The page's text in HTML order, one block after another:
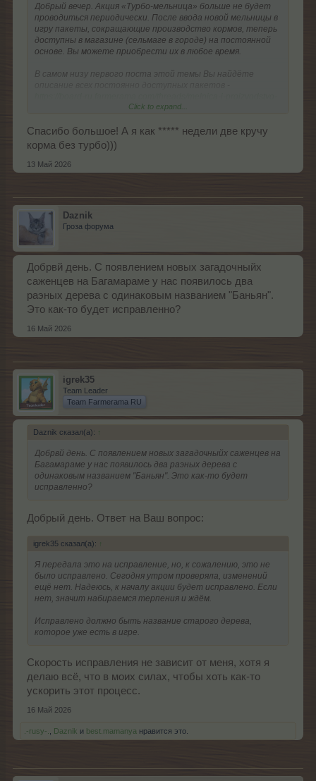
Добрый вечер. Акция «Турбо-мельница» больше не будет
проводиться периодически. После ввода новой мельницы в
игру пакеты, сокращающие производство кормов, теперь
доступны в магазине (сельмаге в городе) на постоянной
основе. Вы можете приобрести их в любое время.
В самом низу первого поста этой темы Вы найдёте
Click to expand...
Спасибо большое! А я как ***** недели две кручу
корма без турбо)))
13 Май 2026
Daznik
Гроза форума
Добрвй день. С появлением новых загадочныйх
саженцев на Багамараме у нас появилось два
раэных дерева с одинаковым названием "Баньян".
Это как-то будет исправленно?
16 Май 2026
igrek35
Team Leader
Team Farmerama RU
Daznik сказал(а): ↑
Добрвй день. С появлением новых загадочныйх саженцев на
Багамараме у нас появилось два раэных дерева с
одинаковым названием "Баньян". Это как-то будет
исправленно?
Добрый день. Ответ на Ваш вопрос:
igrek35 сказал(а): ↑
Я передала это на исправление, но, к сожалению, это не
было исправлено. Сегодня утром проверяла, изменений
ещё нет. Надеюсь, к началу акции будет исправлено. Если
нет, значит набираемся терпения и ждём.
Исправлено должно быть название старого дерева,
которое уже есть в игре.
Скорость исправления не зависит от меня, хотя я
делаю всё, что в моих силах, чтобы хоть как-то
ускорить этот процесс.
16 Май 2026
.-rusy-. Daznik и best.mamanya нравится это.